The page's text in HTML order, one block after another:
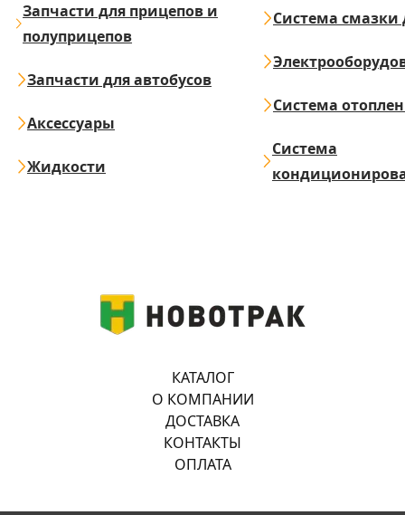
Запчасти для прицепов и
полуприцепов
Запчасти для автобусов
Аксессуары
Жидкости
Система смазки
Система
Система
КАТАЛОГ
О КОМПАНИИ
ДОСТАВКА
КОНТАКТЫ
ОПЛАТА